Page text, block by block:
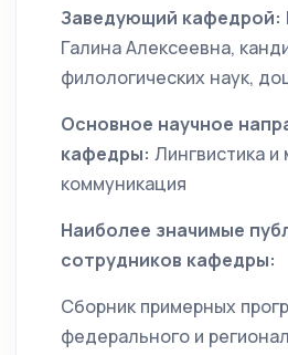
Заведующий кафедрой:
Галина Алексеевна,
филологических наук,
Основное научное
кафедры: Лингвистика
коммуникация
Наиболее значимые
сотрудников кафедры:
Сборник примерных
федерального и